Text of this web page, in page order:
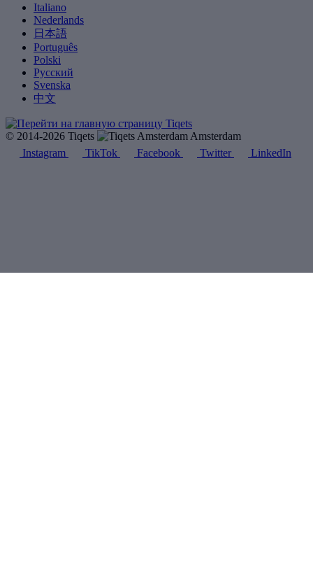
Italiano
Nederlands
日本語
Português
Polski
Русский
Svenska
中文
© 2014-2026 Tiqets
Amsterdam
Instagram
TikTok Facebook Twitter LinkedIn